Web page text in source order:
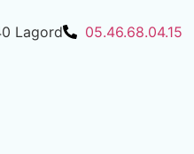
Lagord 05.46.68.04.15